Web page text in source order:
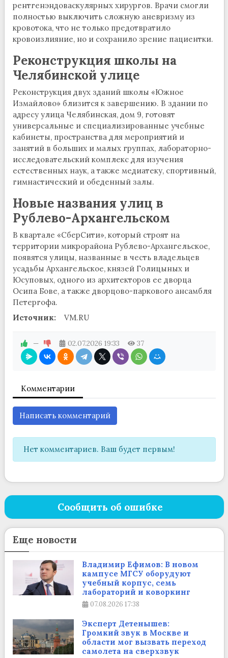
рентгенэндоваскулярных хирургов. Врачи смогли
полностью выключить сложную аневризму из
кровотока, что не только предотвратило
кровоизлияние, но и сохранило зрение пациентки.
Реконструкция школы на
Челябинской улице
Реконструкция двух зданий школы «Южное
Измайлово» близится к завершению. В здании по
адресу улица Челябинская, дом 9, готовят
универсальные и специализированные учебные
кабинеты, пространства для мероприятий и
занятий в больших и малых группах, лабораторно-
исследовательский комплекс для изучения
естественных наук, а также медиатеку, спортивный,
гимнастический и обеденный залы.
Новые названия улиц в
Рублево-Архангельском
В квартале «СберСити», который строят на
территории микрорайона Рублево-Архангельское,
появятся улицы, названные в честь владельцев
усадьбы Архангельское, князей Голицыных и
Юсуповых, одного из архитекторов ее дворца
Осипа Бове, а также дворцово-паркового ансамбля
Петергофа.
Источник:
VM.RU
— 02.07.2026 19:33 37
Комментарии
Написать комментарий
Нет комментариев. Ваш будет первым!
Сообщить об ошибке
Еще новости
Владимир Ефимов: В новом
кампусе МГСУ оборудуют
учебный корпус, семь
лабораторий и коворкинг
07.08.2026 17:38
Эксперт Детенышев:
Громкий звук в Москве и
области мог вызвать переход
самолета на сверхзвук